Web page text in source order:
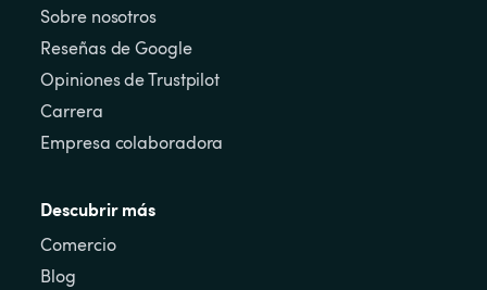
Sobre nosotros
Reseñas de Google
Opiniones de Trustpilot
Carrera
Empresa colaboradora
Descubrir más
Comercio
Blog